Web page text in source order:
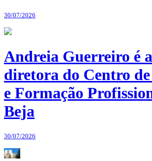
30/07/2026
Andreia Guerreiro é
diretora do Centro
e Formação
Beja
30/07/2026